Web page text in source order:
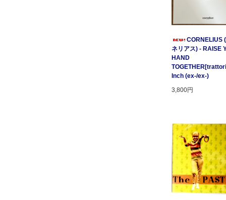
CORNELIUS
ネリアス) - RAISE
HAND
Inch (ex-/ex-)
3,800円